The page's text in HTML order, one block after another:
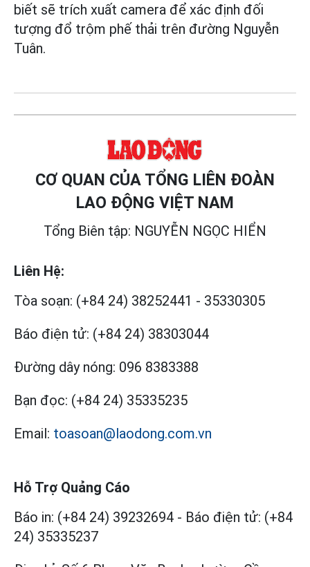
biết sẽ trích xuất camera để xác định đối
tượng đổ trộm phế thải trên đường Nguyễn
Tuân.
CƠ QUAN CỦA TỔNG LIÊN ĐOÀN
LAO ĐỘNG VIỆT NAM
Tổng Biên tập: NGUYỄN NGỌC HIỂN
Liên Hệ:
Tòa soạn: (+84 24) 38252441 - 35330305
Báo điện tử: (+84 24) 38303044
Đường dây nóng: 096 8383388
Bạn đọc: (+84 24) 35335235
Email: toasoan@laodong.com.vn
Hỗ Trợ Quảng Cáo
Báo in: (+84 24) 39232694 - Báo điện tử: (+84
24) 35335237